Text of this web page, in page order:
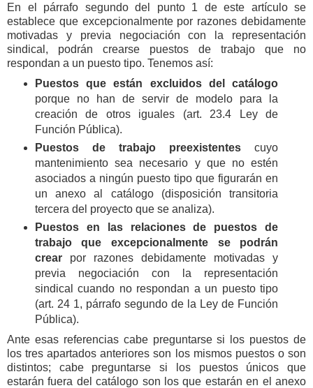
En el párrafo segundo del punto 1 de este artículo se
establece que excepcionalmente por razones debidamente
motivadas y previa negociación con la representación
sindical, podrán crearse puestos de trabajo que no
respondan a un puesto tipo. Tenemos así:
Puestos que están excluidos del catálogo
porque no han de servir de modelo para la
creación de otros iguales (art. 23.4 Ley de
Función Pública).
Puestos de trabajo preexistentes cuyo
mantenimiento sea necesario y que no estén
asociados a ningún puesto tipo que figurarán en
un anexo al catálogo (disposición transitoria
tercera del proyecto que se analiza).
Puestos en las relaciones de puestos de
trabajo que excepcionalmente se podrán
crearpor razones debidamente motivadas y
previa negociación con la representación
sindical cuando no respondan a un puesto tipo
(art. 24 1, párrafo segundo de la Ley de Función
Pública).
Ante esas referencias cabe preguntarse si los puestos de
los tres apartados anteriores son los mismos puestos o son
distintos; cabe preguntarse si los puestos únicos que
estarán fuera del catálogo son los que estarán en el anexo